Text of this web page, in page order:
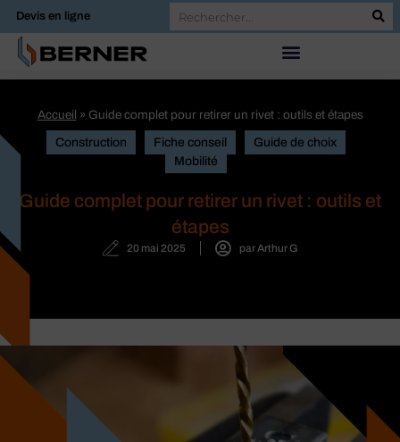
Devis en ligne
Accueil » Guide complet pour retirer un rivet : outils et étapes
Construction Fiche conseil
Guide de choix
Mobilité
Guide complet pour retirer un rivet : outils et
étapes
20 mai 2025 parArthur G